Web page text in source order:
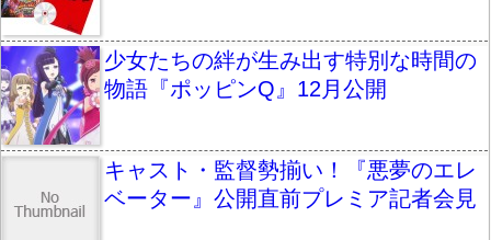
少女たちの絆が生み出す特別な時間の
物語『ポッピンQ』12月公開
キャスト・監督勢揃い！『悪夢のエレ
ベーター』公開直前プレミア記者会見